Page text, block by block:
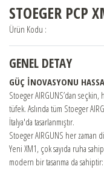
STOEGER PCP
Ürün Kodu :
GENEL DETAY
GÜÇ İNOVASYONU
Stoeger AIRGUNS’dan seçkin,
tüfek. Aslında tüm Stoeger
İtalya'da tasarlanmıştır.
Stoeger AIRGUNS her zaman
Yeni XM1, çok sayıda ruha
modern bir tasarıma da